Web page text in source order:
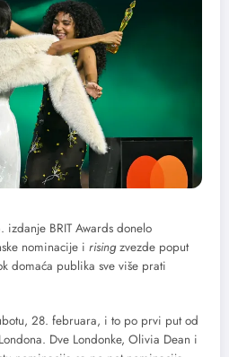
BRIT Awards donelo
nominacije i risingzvezde poput
domaća publika sve više prati
28. februara, i to po prvi put od
Dve Londonke, Olivia Dean i